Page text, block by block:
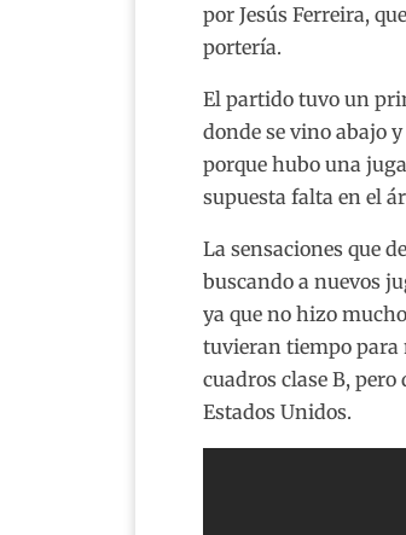
por Jesús Ferreira,
portería.
El partido tuvo un
donde se vino abajo
porque hubo una
supuesta falta en el
La sensaciones que
buscando a nuevos
ya que no hizo
tuvieran tiempo para
cuadros clase B,
Estados Unidos.